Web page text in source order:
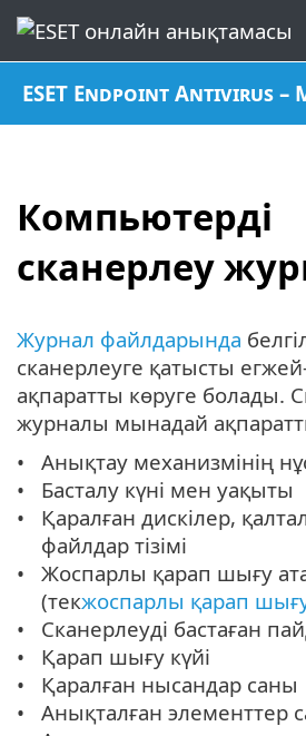
ESET Endpoint Antivirus
Компьютерді
сканерлеу
Журнал файлдарында
сканерлеуге қатысты
ақпаратты көруге болады.
журналы мынадай
Анықтау механизмінің
Басталу күні мен уақыты
Қаралған дискілер,
файлдар тізімі
Жоспарлы қарап шығу
(текжоспарлы қарап
Сканерлеуді бастаған
Қарап шығу күйі
Қаралған нысандар саны
Анықталған элементтер